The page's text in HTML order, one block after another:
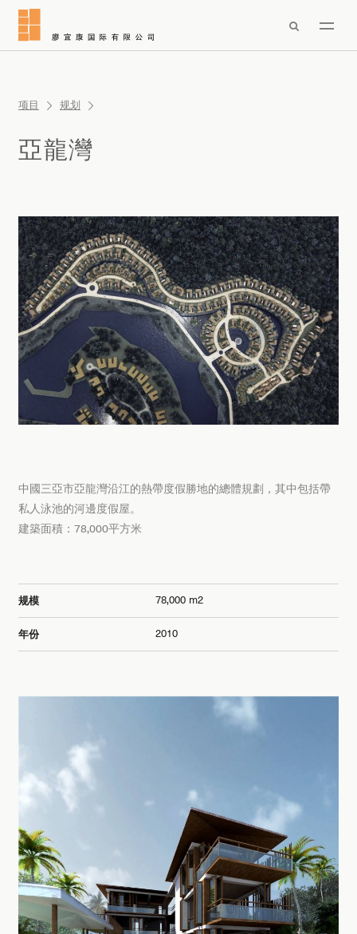

项目 规划
亞龍灣
中國三亞市亞龍灣沿江的熱帶度假勝地的總體規劃，其中包括帶
私人泳池的河邊度假屋。
建築面積：78,000平方米
规模 78,000 m2
年份 2010